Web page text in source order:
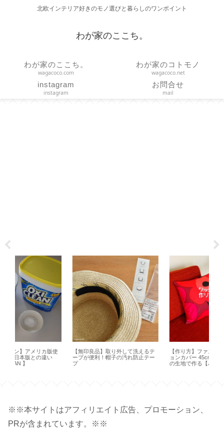
北欧インテリア好きのモノ選びと暮らしのワンポイント
わが家のここち。
わが家のここち。
wagacoco.com
わが家のコトモノ
wagacoco.net
instagram
instagram
お問合せ
mail
【無印良品】取り外して洗えるテ
ープが便利！帽子の汚れ防止テー
プ
【作り方】ファスナー付きクッシ
ョンカバー 45cm×45cm 横長一枚
の生地で作る【ハンドメイド】
※※本サイトはアフィリエイト広告、プロモーション、
PRが含まれています。※※